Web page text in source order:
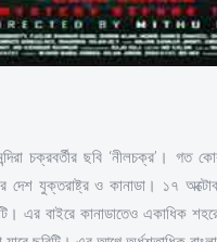
চক্রবর্তীর ছবি ‘নীলচক্র’। গত
যুক্তরাষ্ট্র ও কানাডা। ১৭
এর বাইরে কানাডাতেও একাধিক